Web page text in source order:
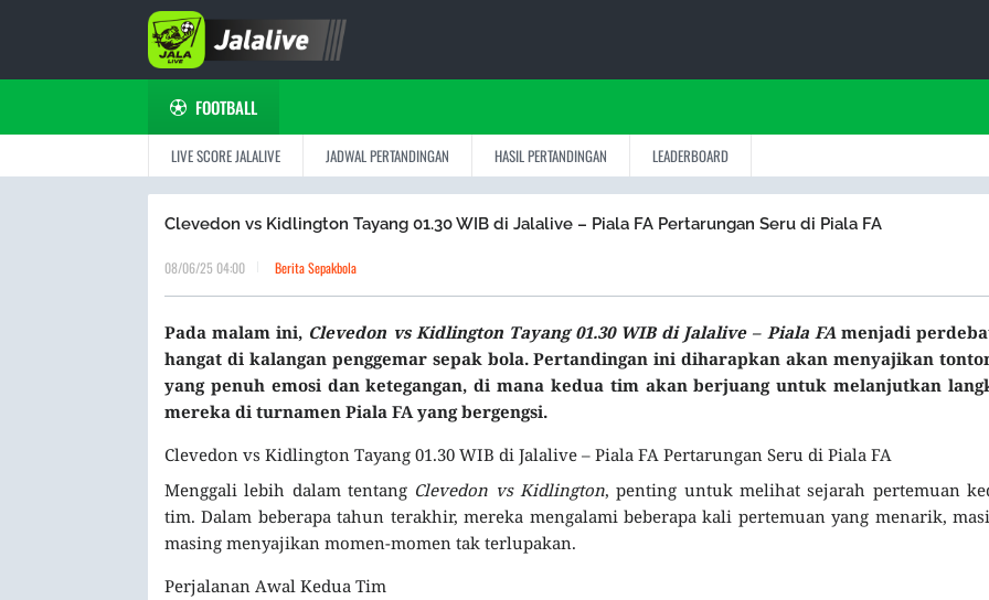
FOOTBALL
LIVE SCORE JALALIVE JADWAL PERTANDINGAN HASIL PERTANDINGAN LEADERBOARD
Clevedon vs Kidlington Tayang 01.30 WIB di Jalalive – Piala FA Pertarungan Seru di Piala FA
08/06/25 04:00 Berita Sepakbola
Pada malam ini, Clevedon vs Kidlington Tayang 01.30 WIB di Jalalive – Piala FAmenjadi
hangat di kalangan penggemar sepak bola. Pertandingan ini diharapkan akan menyajikan
yang penuh emosi dan ketegangan, di mana kedua tim akan berjuang untuk melanjutkan
mereka di turnamen Piala FA yang bergengsi.
Clevedon vs Kidlington Tayang 01.30 WIB di Jalalive – Piala FA Pertarungan Seru di Piala FA
Menggali lebih dalam tentang Clevedon vs Kidlington, penting untuk melihat sejarah pertemuan
tim. Dalam beberapa tahun terakhir, mereka mengalami beberapa kali pertemuan yang menarik,
masing menyajikan momen-momen tak terlupakan.
Perjalanan Awal Kedua Tim